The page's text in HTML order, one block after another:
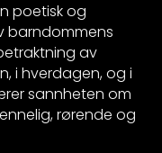
poetisk og
barndommens
av
i hverdagen, og i
sannheten om
rørende og